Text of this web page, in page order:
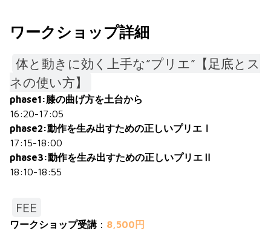
ワークショップ詳細
体と動きに効く上手な”プリエ”【足底とス
ネの使い方】
phase1:膝の曲げ方を土台から
16:20-17:05
phase2:動作を生み出すための正しいプリエⅠ
17:15-18:00
phase3:動作を生み出すための正しいプリエⅡ
18:10-18:55
FEE
ワークショップ受講 ： 8,500円